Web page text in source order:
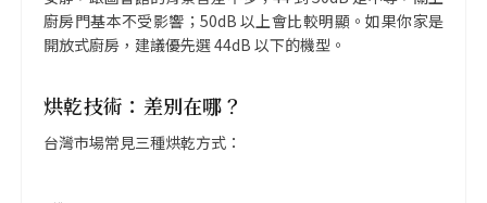
廚房門基本不受影響；50dB 以上會比較明顯。如果你家是
開放式廚房，建議優先選 44dB 以下的機型。
烘乾技術：差別在哪？
台灣市場常見三種烘乾方式：